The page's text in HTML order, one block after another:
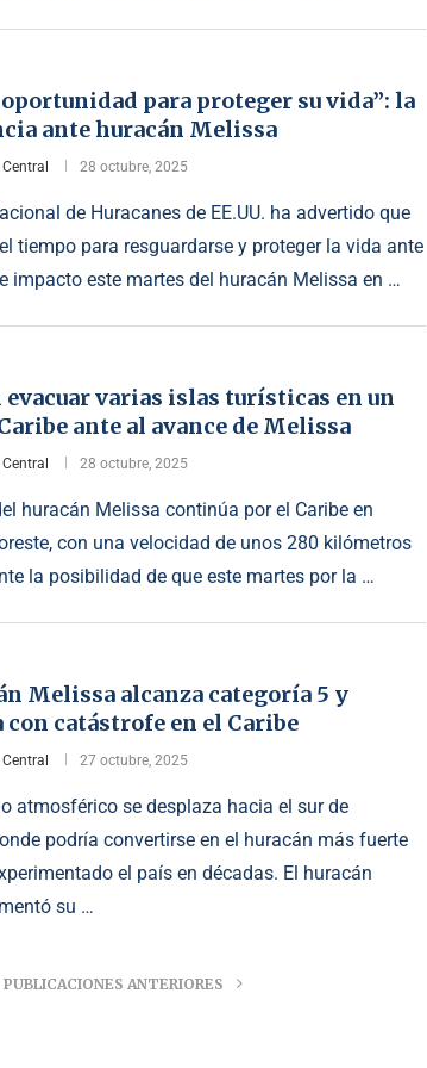
para proteger su vida”: la
ante huracán Melissa
28 octubre, 2025
de Huracanes de EE.UU. ha advertido que
tiempo para resguardarse y proteger la vida ante
impacto este martes del huracán Melissa en …
evacuar varias islas turísticas en un
ante al avance de Melissa
28 octubre, 2025
huracán Melissa continúa por el Caribe en
con una velocidad de unos 280 kilómetros
la posibilidad de que este martes por la …
Melissa alcanza categoría 5 y
con catástrofe en el Caribe
27 octubre, 2025
atmosférico se desplaza hacia el sur de
podría convertirse en el huracán más fuerte
el país en décadas. El huracán
su …
PUBLICACIONES ANTERIORES